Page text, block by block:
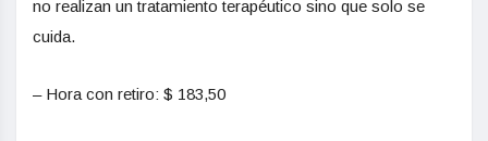
no realizan un tratamiento terapéutico sino que solo se
cuida.
– Hora con retiro: $ 183,50